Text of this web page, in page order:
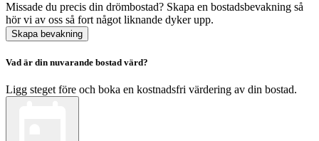
Missade du precis din drömbostad? Skapa en bostadsbevakning så
hör vi av oss så fort något liknande dyker upp.
Skapa bevakning
Vad är din nuvarande bostad värd?
Ligg steget före och boka en kostnadsfri värdering av din bostad.